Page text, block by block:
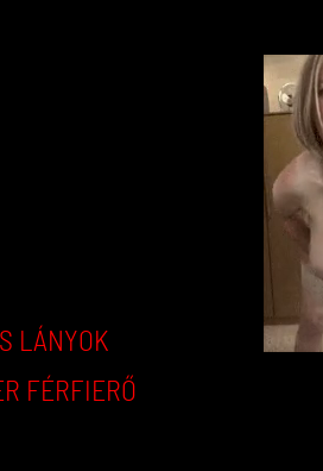
LÁNYOK
FÉRFIERŐ